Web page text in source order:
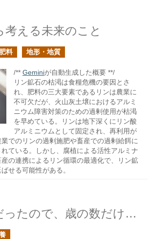
考える未来のこと
料 地形・地質
/** Geminiが自動生成した概要 **/
リン鉱石の枯渇は食糧危機の要因とさ
れ、肥料の三大要素であるリンは農業に
不可欠だが、火山灰土壌におけるアルミ
ニウム障害対策のための過剰使用が枯渇
を早めている。リンは地下深くにリン酸
アルミニウムとして固定され、再利用が
でのリンの過剰施肥や畜産での過剰給餌に
ている。しかし、腐植による活性アルミナ
の連携によるリン循環の最適化で、リン鉱
せる可能性がある。
昨日は節分だったので、歳の数だけダイズを食べた